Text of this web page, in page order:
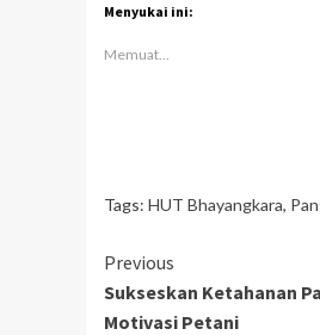
Menyukai ini:
Memuat...
Tags: HUT Bhayangkara,
Continue
Reading
Previous
Sukseskan Ketahanan
Motivasi Petani